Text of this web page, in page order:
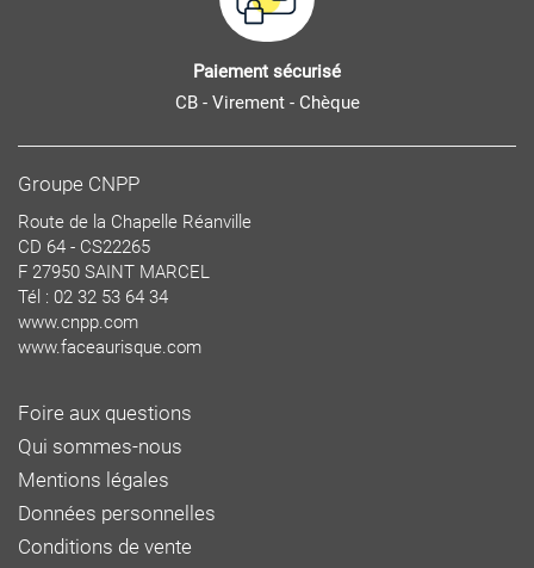
Paiement sécurisé
CB - Virement - Chèque
Groupe CNPP
Route de la Chapelle Réanville
CD 64 - CS22265
F 27950 SAINT MARCEL
Tél : 02 32 53 64 34
www.cnpp.com
www.faceaurisque.com
Foire aux questions
Qui sommes-nous
Mentions légales
Données personnelles
Conditions de vente